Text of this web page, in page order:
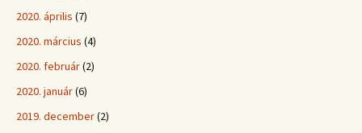
2020. április (7)
2020. március (4)
2020. február(2)
2020. január(6)
2019. december(2)